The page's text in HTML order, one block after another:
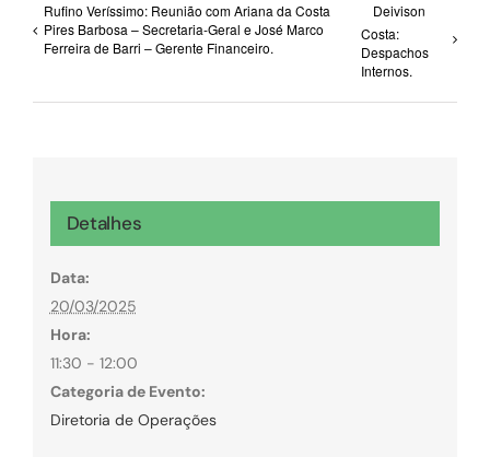
Rufino Veríssimo: Reunião com Ariana da Costa
Pires Barbosa – Secretaria-Geral e José Marco
Ferreira de Barri – Gerente Financeiro.
Deivison
Costa:
Despachos
Internos.
Detalhes
Data:
20/03/2025
Hora:
11:30 - 12:00
Categoria de Evento:
Diretoria de Operações